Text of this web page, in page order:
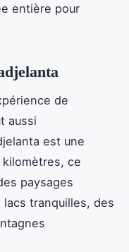
entière pour
de
aussi
est une
ce
paysages
tranquilles, des